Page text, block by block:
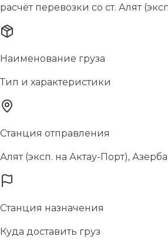
расчёт перевозки со ст. Алят
Наименование груза
Тип и характеристики
Станция отправления
Алят (эксп. на Актау-Порт),
Станция назначения
Куда доставить груз